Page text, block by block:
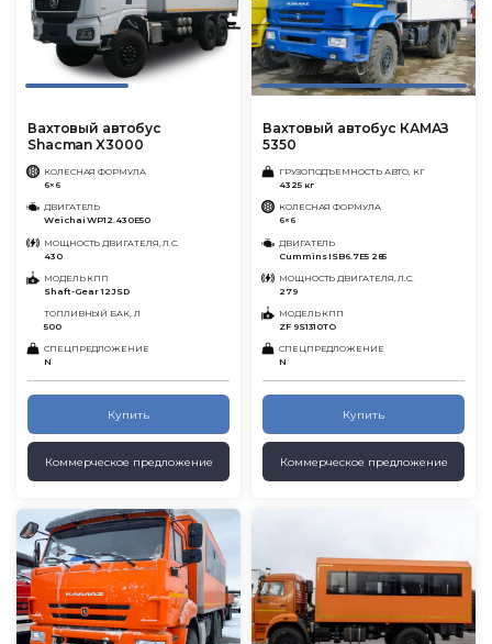
Вахтовый автобус
Shacman X3000
КОЛЕСНАЯ ФОРМУЛА
6×6
ДВИГАТЕЛЬ
Weichai WP12.430E50
МОЩНОСТЬ ДВИГАТЕЛЯ, Л.С.
430
МОДЕЛЬ КПП
Shaft-Gear 12JSD
ТОПЛИВНЫЙ БАК, Л
500
СПЕЦПРЕДЛОЖЕНИЕ
N
Купить
Коммерческое предложение
Вахтовый автобус КАМАЗ
5350
ГРУЗОПОДЪЕМНОСТЬ АВТО, КГ
4325 кг
КОЛЕСНАЯ ФОРМУЛА
6×6
ДВИГАТЕЛЬ
Cummins ISB6.7E5 285
МОЩНОСТЬ ДВИГАТЕЛЯ, Л.С.
279
МОДЕЛЬ КПП
ZF 9S1310TO
СПЕЦПРЕДЛОЖЕНИЕ
N
Купить
Коммерческое предложение